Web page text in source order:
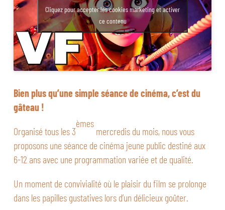
Cliquez pour accepter les cookies marketing et activer
ce contenu
Bien plus qu’une simple séance de cinéma, c’est du
gâteau !
Organisé tous les 3
èmes
mercredis du mois, nous vous
proposons une séance de cinéma jeune public destiné aux
6-12 ans avec une programmation variée et de qualité.
Un moment de convivialité où le plaisir du film se prolonge
dans les papilles gustatives lors d’un délicieux goûter.